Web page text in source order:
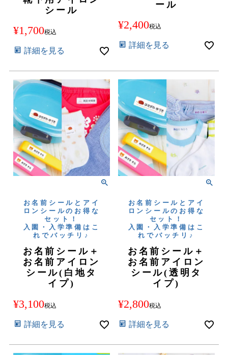
シール
¥1,700税込
詳細を見る
ール
¥2,400税込
詳細を見る
お名前シールとアイ
ロンシールのお得な
セット！
入園・入学準備はこ
れでバッチリ♪
お名前シール＋
お名前アイロン
シール(白地タ
イプ)
¥3,100税込
詳細を見る
お名前シールとアイ
ロンシールのお得な
セット！
入園・入学準備はこ
れでバッチリ♪
お名前シール＋
お名前アイロン
シール(透明タ
イプ)
¥2,800税込
詳細を見る